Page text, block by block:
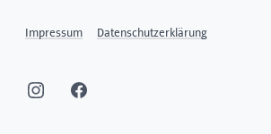
Impressum Datenschutzerklärung